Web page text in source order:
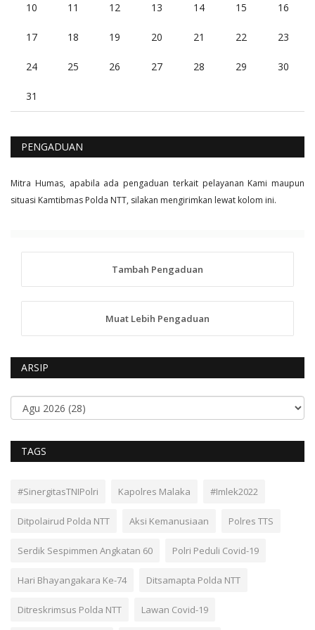
10 11 12 13 14 15 16
17 18 19 20 21 22 23
24 25 26 27 28 29 30
31
PENGADUAN
Mitra Humas, apabila ada pengaduan terkait pelayanan Kami maupun
situasi Kamtibmas Polda NTT, silakan mengirimkan lewat kolom ini.
Tambah Pengaduan
Muat Lebih Pengaduan
ARSIP
TAGS
#SinergitasTNIPolri Kapolres Malaka #Imlek2022
Ditpolairud Polda NTT Aksi Kemanusiaan Polres TTS
Serdik Sespimmen Angkatan 60 Polri Peduli Covid-19
Hari Bhayangakara Ke-74 Ditsamapta Polda NTT
Ditreskrimsus Polda NTT Lawan Covid-19